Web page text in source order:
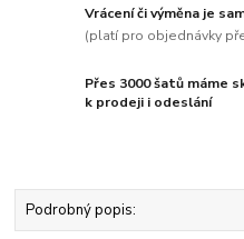
Vrácení či výměna je
(platí pro objednávky
Přes 3000 šatů máme
k prodeji i odeslání
Podrobný popis: